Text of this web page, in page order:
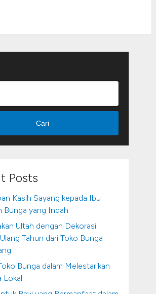
Cari
Posts
Kasih Sayang kepada Ibu
Bunga yang Indah
Ultah dengan Dekorasi
Tahun dari Toko Bunga
Bunga dalam Melestarikan
Lokal